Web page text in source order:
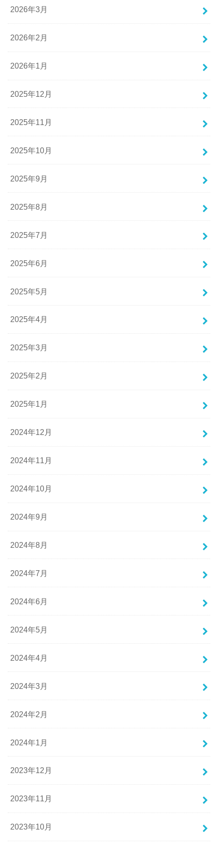
2026年3月
2026年2月
2026年1月
2025年12月
2025年11月
2025年10月
2025年9月
2025年8月
2025年7月
2025年6月
2025年5月
2025年4月
2025年3月
2025年2月
2025年1月
2024年12月
2024年11月
2024年10月
2024年9月
2024年8月
2024年7月
2024年6月
2024年5月
2024年4月
2024年3月
2024年2月
2024年1月
2023年12月
2023年11月
2023年10月